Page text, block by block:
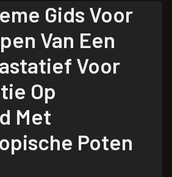
Gids Voor
Van Een
Voor
Op
Met
Poten